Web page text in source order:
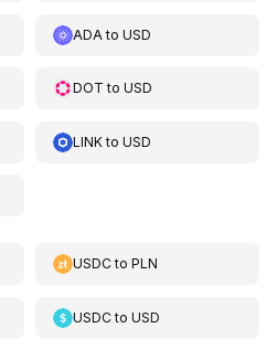
ADA toUSD
DOT toUSD
LINKtoUSD
USDCtoPLN
USDCtoUSD